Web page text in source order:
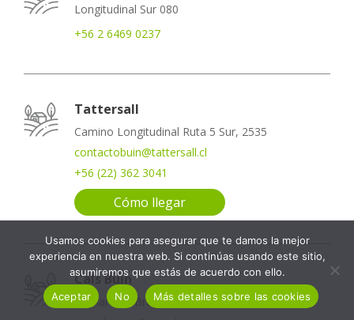
Longitudinal Sur 080
+56 2 6469 0237
Tattersall
Camino Longitudinal Ruta 5 Sur, 2535
contactobuin@tattersall.cl
+56 (22) 362 3041
Cómo llegar
Cals Buin
Bernardino Bravo 0151
Usamos cookies para asegurar que te damos la mejor
experiencia en nuestra web. Si continúas usando este sitio,
asumiremos que estás de acuerdo con ello.
Aceptar
No Más detalles sobre las cookies